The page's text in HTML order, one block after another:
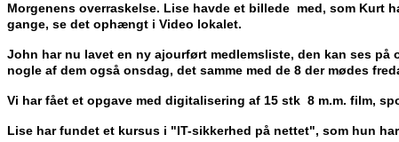
Morgenens overraskelse. Lise havde et billede med, som Kurt
gange, se det ophængt i Video lokalet.
John har nu lavet en ny ajourført medlemsliste, den kan ses på
nogle af dem også onsdag, det samme med de 8 der mødes
Vi har fået et opgave med digitalisering af 15 stk 8 m.m. film,
Lise har fundet et kursus i "IT-sikkerhed på nettet", som hun